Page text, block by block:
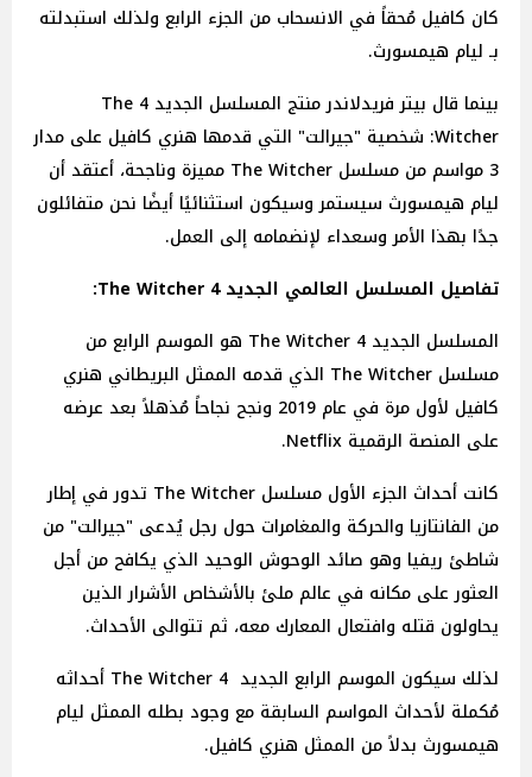
كان كافيل مُحقاً في الانسحاب من الجزء الرابع ولذلك استبدلته
بـ ليام هيمسورث.
بينما قال بيتر فريدلاندر منتج المسلسل الجديد 4 The
Witcher: شخصية "جيرالت" التي قدمها هنري كافيل على مدار
3 مواسم من مسلسل The Witcher مميزة وناجحة، أعتقد أن
ليام هيمسورث سيستمر وسيكون استثنائيًا أيضًا نحن متفائلون
جدًا بهذا الأمر وسعداء لإنضمامه إلى العمل.
تفاصيل المسلسل العالمي الجديد 4 The Witcher:
المسلسل الجديد 4 The Witcher هو الموسم الرابع من
مسلسل The Witcher الذي قدمه الممثل البريطاني هنري
كافيل لأول مرة في عام 2019 ونجح نجاحاً مُذهلاً بعد عرضه
على المنصة الرقمية Netflix.
كانت أحداث الجزء الأول مسلسل The Witcher تدور في إطار
من الفانتازيا والحركة والمغامرات حول رجل يُدعى "جيرالت" من
شاطئ ريفيا وهو صائد الوحوش الوحيد الذي يكافح من أجل
العثور على مكانه في عالم ملئ بالأشخاص الأشرار الذين
يحاولون قتله وافتعال المعارك معه، ثم تتوالى الأحداث.
لذلك سيكون الموسم الرابع الجديد 4 The Witcher أحداثه
مُكملة لأحداث المواسم السابقة مع وجود بطله الممثل ليام
هيمسورث بدلاً من الممثل هنري كافيل.